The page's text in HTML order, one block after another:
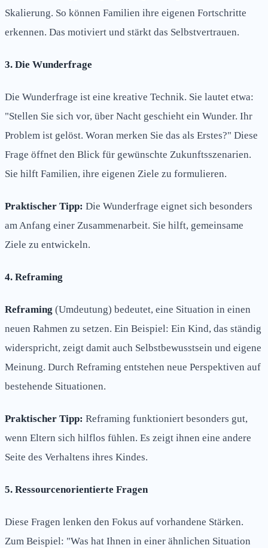
Skalierung. So können Familien ihre eigenen Fortschritte
erkennen. Das motiviert und stärkt das Selbstvertrauen.
3. Die Wunderfrage
Die Wunderfrage ist eine kreative Technik. Sie lautet etwa:
"Stellen Sie sich vor, über Nacht geschieht ein Wunder. Ihr
Problem ist gelöst. Woran merken Sie das als Erstes?" Diese
Frage öffnet den Blick für gewünschte Zukunftsszenarien.
Sie hilft Familien, ihre eigenen Ziele zu formulieren.
Praktischer Tipp: Die Wunderfrage eignet sich besonders
am Anfang einer Zusammenarbeit. Sie hilft, gemeinsame
Ziele zu entwickeln.
4. Reframing
Reframing (Umdeutung) bedeutet, eine Situation in einen
neuen Rahmen zu setzen. Ein Beispiel: Ein Kind, das ständig
widerspricht, zeigt damit auch Selbstbewusstsein und eigene
Meinung. Durch Reframing entstehen neue Perspektiven auf
bestehende Situationen.
Praktischer Tipp: Reframing funktioniert besonders gut,
wenn Eltern sich hilflos fühlen. Es zeigt ihnen eine andere
Seite des Verhaltens ihres Kindes.
5. Ressourcenorientierte Fragen
Diese Fragen lenken den Fokus auf vorhandene Stärken.
Zum Beispiel: "Was hat Ihnen in einer ähnlichen Situation